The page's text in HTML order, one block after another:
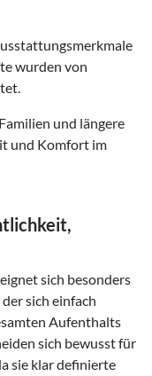
wurden von
und längere
und Komfort im
eignet sich besonders
sich einfach
Aufenthalts
sich bewusst für
sie klar definierte